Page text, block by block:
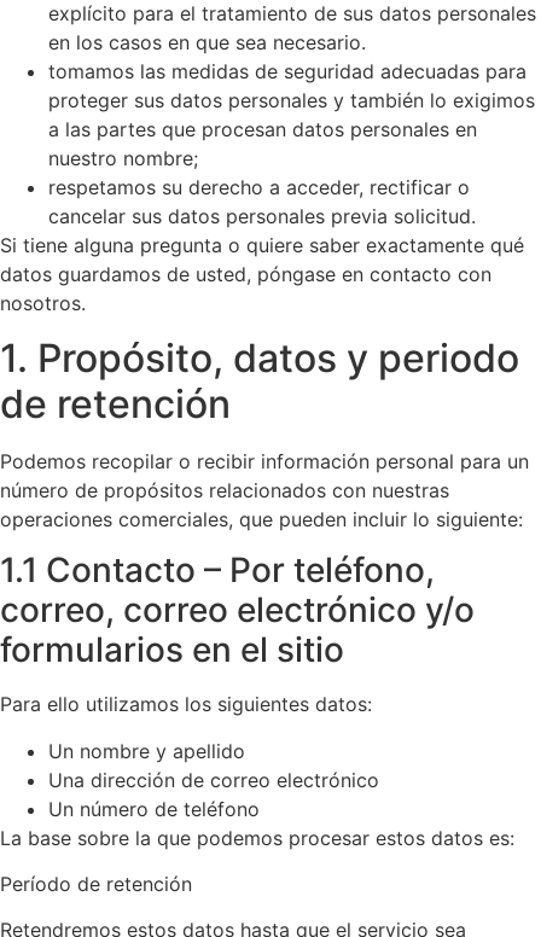
explícito para el tratamiento de sus datos personales
en los casos en que sea necesario.
tomamos las medidas de seguridad adecuadas para
proteger sus datos personales y también lo exigimos
a las partes que procesan datos personales en
nuestro nombre;
respetamos su derecho a acceder, rectificar o
cancelar sus datos personales previa solicitud.
Si tiene alguna pregunta o quiere saber exactamente qué
datos guardamos de usted, póngase en contacto con
nosotros.
1. Propósito, datos y periodo
de retención
Podemos recopilar o recibir información personal para un
número de propósitos relacionados con nuestras
operaciones comerciales, que pueden incluir lo siguiente:
1.1 Contacto – Por teléfono,
correo, correo electrónico y/o
formularios en el sitio
Para ello utilizamos los siguientes datos:
Un nombre y apellido
Una dirección de correo electrónico
Un número de teléfono
La base sobre la que podemos procesar estos datos es:
Período de retención
Retendremos estos datos hasta que el servicio sea